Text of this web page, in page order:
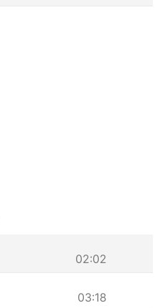
02:02
03:18